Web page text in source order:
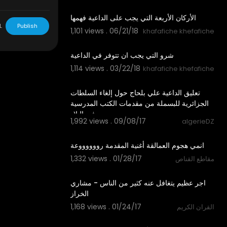
الأركان الأربعة التي يجب على الداعية فهمها
1,101 views . 06/21/18 khafafiche khefafiche
شرو التي يجب ان تتوفر في الداعية
1,114 views . 03/22/18 khafafiche khefafiche
تعليق الداعية علي بلحاج حول إلغاء السلطات
الجزائرية للبسملة من مقدمات الكتب المدرسية
في البلاد
1,992 views . 09/08/17 algerieDZ
1,332 views . 01/28/17
مقاطع القناص
‫اجر عظيم يتغافل عنه كثير من الناس - مشاري
1,168 views . 01/24/17
القران الكريم
Publish